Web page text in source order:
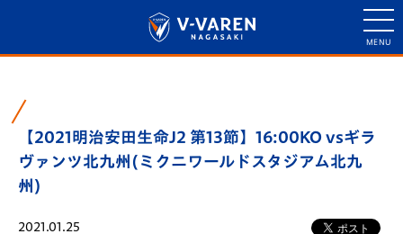
【2021明治安田生命J2 第13節】16:00KO vsギラ
ヴァンツ北九州(ミクニワールドスタジアム北九
州)
2021.01.25